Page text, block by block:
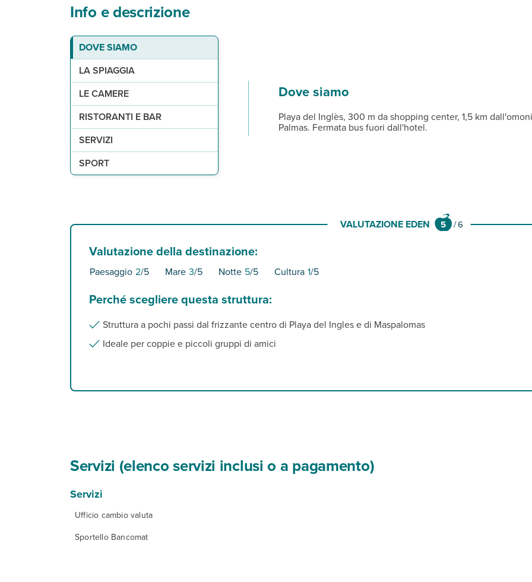
Info e descrizione
DOVE SIAMO
LA SPIAGGIA
LE CAMERE
RISTORANTI E BAR
SERVIZI
SPORT
Dove siamo
Playa del Inglès, 300 m da shopping center, 1,5 km
Palmas. Fermata bus fuori dall'hotel.
La spiaggia
di sabbia dorata, Playa del Ingles, a 1,5 km con collegamenti gratuiti dall'hotel.
Le camere
286 camere, distribuite su 5 piani, tutte con servizi privati, TV con canali satellitari, telefono, connessione
Ristoranti e bar
1 ristorante principale a buffet e 1 pool bar. A pagamento, ristorante per la cena à la carte (BODY’S restaurant,
Servizi
1 piscina attrezzata con ombrelloni, lettini e teli mare a disposizione (con cauzione per le camere classic) e
Sport
palestra. A pagamento, campo da tennis.
VALUTAZIONE EDEN 5 /6
Valutazione della destinazione:
Paesaggio 2/5 Mare 3/5 Notte 5/5 Cultura 1/5
Perché scegliere questa struttura:
Struttura a pochi passi dal frizzante centro di Playa del Ingles e di Maspalomas
Ideale per coppie e piccoli gruppi di amici
Servizi (elenco servizi inclusi o a pagamento)
Servizi
Ufficio cambio valuta
Sportello Bancomat